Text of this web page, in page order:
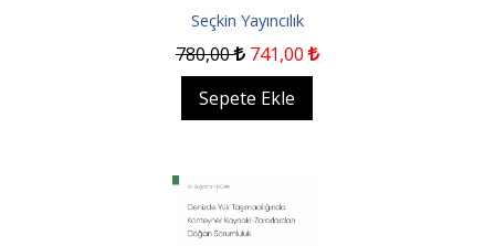
Seçkin Yayıncılık
780,00 741,00
Sepete Ekle